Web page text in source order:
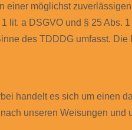
einer möglichst
lit. a DSGVO und § 25 Abs.
des TDDDG umfasst.
handelt es sich um einen
unseren Weisungen und